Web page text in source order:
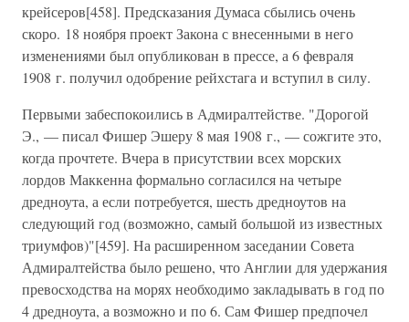
крейсеров[458]. Предсказания Думаса сбылись очень
скоро. 18 ноября проект Закона с внесенными в него
изменениями был опубликован в прессе, а 6 февраля
1908 г. получил одобрение рейхстага и вступил в силу.
Первыми забеспокоились в Адмиралтействе. "Дорогой
Э., — писал Фишер Эшеру 8 мая 1908 г., — сожгите это,
когда прочтете. Вчера в присутствии всех морских
лордов Маккенна формально согласился на четыре
дредноута, а если потребуется, шесть дредноутов на
следующий год (возможно, самый большой из известных
триумфов)"[459]. На расширенном заседании Совета
Адмиралтейства было решено, что Англии для удержания
превосходства на морях необходимо закладывать в год по
4 дредноута, а возможно и по 6. Сам Фишер предпочел